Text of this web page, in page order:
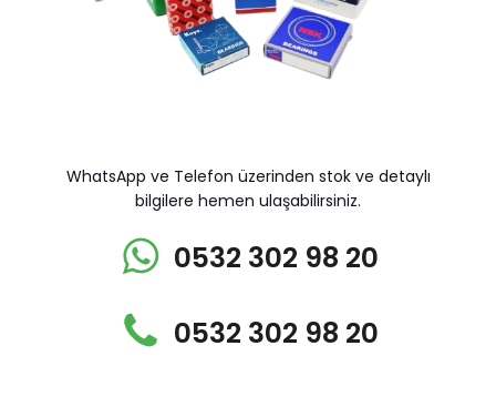
WhatsApp ve Telefon üzerinden stok ve detaylı
bilgilere hemen ulaşabilirsiniz.
0532 302 98 20
0532 302 98 20